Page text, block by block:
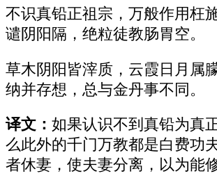
不识真铅正祖宗，万般作用枉
谴阴阳隔，绝粒徒教肠胃空。
草木阴阳皆滓质，云霞日月属
纳并存想，总与金丹事不同。
译文： 如果认识不到真铅为真
么此外的千门万教都是白费功
者休妻，使夫妻分离，以为能